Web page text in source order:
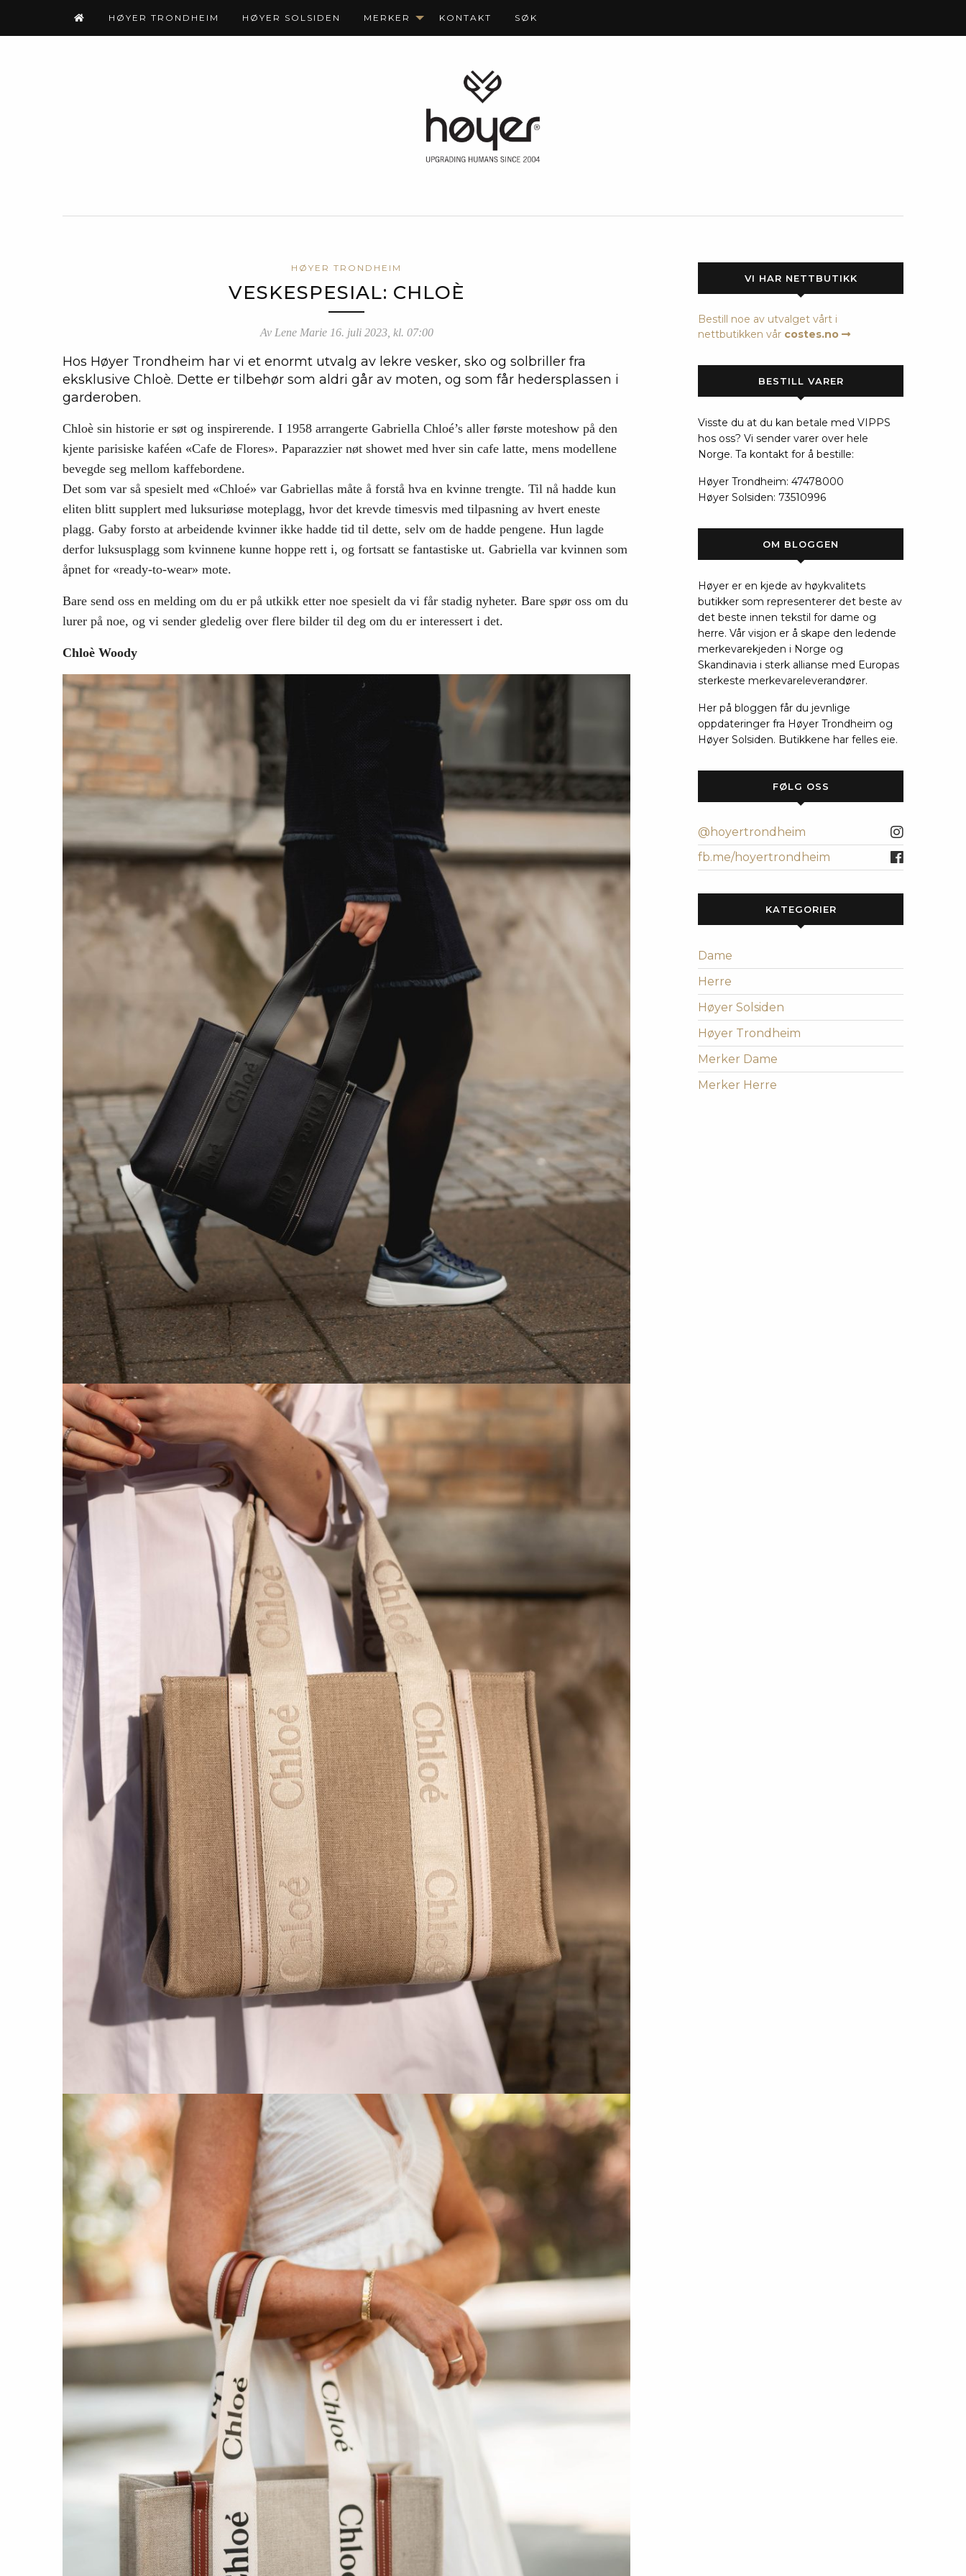
HØYER TRONDHEIM HØYER SOLSIDEN MERKER KONTAKT SØK
HØYER TRONDHEIM
VESKESPESIAL: CHLOÈ
Av Lene Marie 16. juli 2023, kl. 07:00
Hos Høyer Trondheim har vi et enormt utvalg av lekre vesker, sko og solbriller fra
eksklusive Chloè. Dette er tilbehør som aldri går av moten, og som får hedersplassen i
garderoben.
Chloè sin historie er søt og inspirerende. I 1958 arrangerte Gabriella Chloé’s aller første moteshow på den
kjente parisiske kaféen «Cafe de Flores». Paparazzier nøt showet med hver sin cafe latte, mens modellene
bevegde seg mellom kaffebordene.
Det som var så spesielt med «Chloé» var Gabriellas måte å forstå hva en kvinne trengte. Til nå hadde kun
eliten blitt supplert med luksuriøse moteplagg, hvor det krevde timesvis med tilpasning av hvert eneste
plagg. Gaby forsto at arbeidende kvinner ikke hadde tid til dette, selv om de hadde pengene. Hun lagde
derfor luksusplagg som kvinnene kunne hoppe rett i, og fortsatt se fantastiske ut. Gabriella var kvinnen som
åpnet for «ready-to-wear» mote.
Bare send oss en melding om du er på utkikk etter noe spesielt da vi får stadig nyheter. Bare spør oss om du
lurer på noe, og vi sender gledelig over flere bilder til deg om du er interessert i det.
Chloè Woody
VI HAR NETTBUTIKK
Bestill noe av utvalget vårt i
nettbutikken vår costes.no
BESTILL VARER
Visste du at du kan betale med VIPPS
hos oss? Vi sender varer over hele
Norge. Ta kontakt for å bestille:
Høyer Trondheim: 47478000
Høyer Solsiden: 73510996
OM BLOGGEN
Høyer er en kjede av høykvalitets
butikker som representerer det beste av
det beste innen tekstil for dame og
herre. Vår visjon er å skape den ledende
merkevarekjeden i Norge og
Skandinavia i sterk allianse med Europas
sterkeste merkevareleverandører.
Her på bloggen får du jevnlige
oppdateringer fra Høyer Trondheim og
Høyer Solsiden. Butikkene har felles eie.
FØLG OSS
@hoyertrondheim
fb.me/hoyertrondheim
KATEGORIER
Dame
Herre
Høyer Solsiden
Høyer Trondheim
Merker Dame
Merker Herre